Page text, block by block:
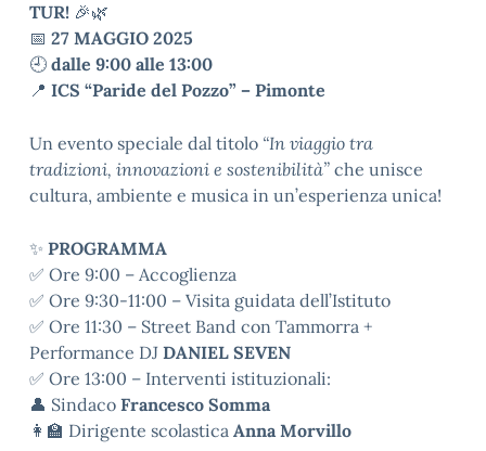
TUR! 🎉🌿
📅 27 MAGGIO 2025
🕘 dalle 9:00 alle 13:00
📍 ICS “Paride del Pozzo” – Pimonte
Un evento speciale dal titolo “In viaggio tra
tradizioni, innovazioni e sostenibilità” che unisce
cultura, ambiente e musica in un’esperienza unica!
✨ PROGRAMMA
✅ Ore 9:00 – Accoglienza
✅ Ore 9:30-11:00 – Visita guidata dell’Istituto
✅ Ore 11:30 – Street Band con Tammorra +
Performance DJ DANIEL SEVEN
✅ Ore 13:00 – Interventi istituzionali:
👤 Sindaco Francesco Somma
👩‍🏫 Dirigente scolastica Anna Morvillo